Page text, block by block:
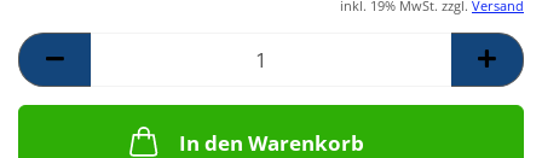
inkl. 19% MwSt. zzgl. Versand
In den Warenkorb